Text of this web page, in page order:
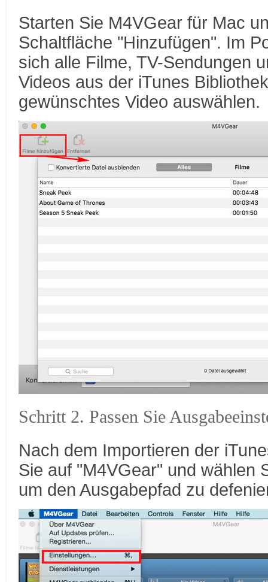
Starten Sie M4VGear für Mac
Schaltfläche "Hinzufügen". Im
sich alle Filme, TV-Sendungen
Videos aus der iTunes
gewünschtes Video auswählen.
Schritt 2. Passen Sie
Nach dem Importieren der
Sie auf "M4VGear" und wählen
um den Ausgabepfad zu